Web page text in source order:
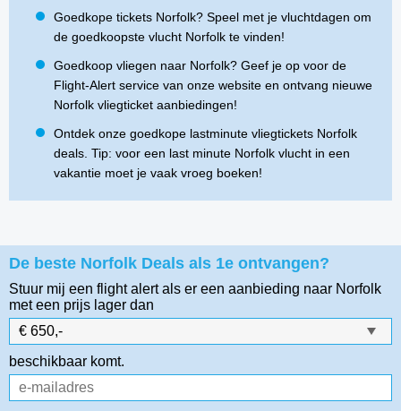
Goedkope tickets Norfolk? Speel met je vluchtdagen om
de goedkoopste vlucht Norfolk te vinden!
Goedkoop vliegen naar Norfolk? Geef je op voor de
Flight-Alert service van onze website en ontvang nieuwe
Norfolk vliegticket aanbiedingen!
Ontdek onze goedkope lastminute vliegtickets Norfolk
deals. Tip: voor een last minute Norfolk vlucht in een
vakantie moet je vaak vroeg boeken!
De beste Norfolk Deals als 1e ontvangen?
Stuur mij een flight alert als er een aanbieding naar Norfolk
met een prijs lager dan
beschikbaar komt.